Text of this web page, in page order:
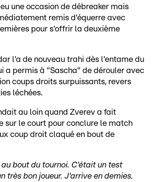
une occasion de débreaker mais
remis d'équerre avec
pour s'offrir la deuxième
l'a de nouveau trahi dès l'entame du
a permis à "Sascha" de dérouler avec
coups droits surpuissants, revers
léchées.
au loin quand Zverev a fait
sur le court pour conclure le match
coup droit claqué en bout de
bout du tournoi. C'était un test
très bon joueur. J'arrive en demies.